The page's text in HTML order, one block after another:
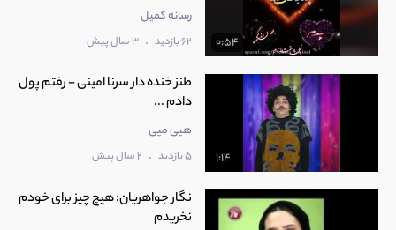
0:54
رسانه کمیل
62 بازدید . 3 سال پیش
1:14
طنز خنده دار سرنا امینی - رفتم پول
دادم ...
هپی مپی
5 بازدید . 2 سال پیش
نگار جواهریان: هیچ چیز برای خودم
نخریدم